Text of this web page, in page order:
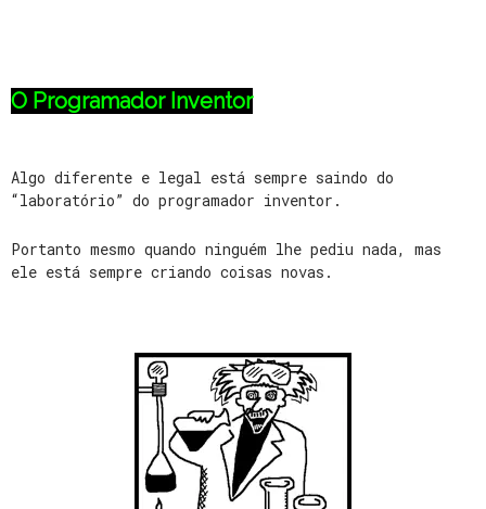
O Programador Inventor
Algo diferente e legal está sempre saindo do
“laboratório” do programador inventor.
Portanto mesmo quando ninguém lhe pediu nada, mas
ele está sempre criando coisas novas.